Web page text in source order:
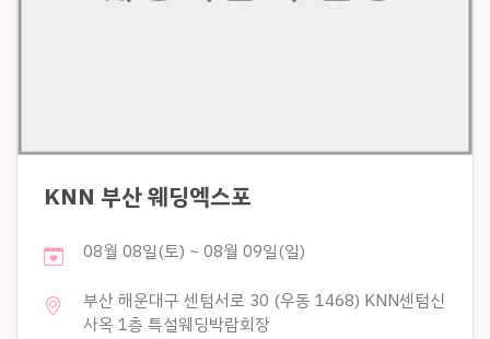
KNN 부산 웨딩엑스포
08월 08일(토) ~ 08월 09일(일)
부산 해운대구 센텀서로 30 (우동 1468) KNN센텀신
사옥 1층 특설웨딩박람회장